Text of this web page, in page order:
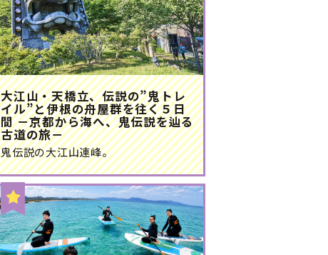
大江山・天橋立、伝説の”鬼トレ
イル”と伊根の舟屋群を往く５日
間 －京都から海へ、鬼伝説を辿る
古道の旅－
鬼伝説の大江山連峰。